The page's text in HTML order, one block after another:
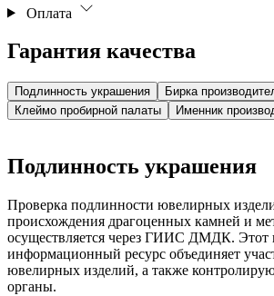
Оплата
Гарантия качества
Подлинность украшения
Бирка
Клеймо пробирной палаты
Именник
Подлинность украшения
Проверка подлинности ювелирных
происхождения драгоценных камней и
осуществляется через ГИИС ДМДК. Этот
информационный ресурс объединяет
ювелирных изделий, а также
органы.